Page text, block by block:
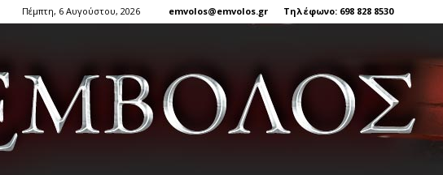
Πέμπτη, 6 Αυγούστου, 2026 emvolos@emvolos.gr Τηλέφωνο: 698 828 8530